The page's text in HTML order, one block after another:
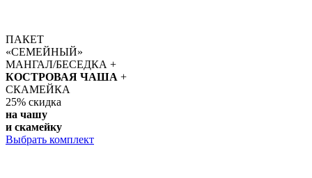
ПАКЕТ
«СЕМЕЙНЫЙ»
МАНГАЛ/БЕСЕДКА +
КОСТРОВАЯ ЧАША +
СКАМЕЙКА
25% скидка
на чашу
и скамейку
Выбрать комплект